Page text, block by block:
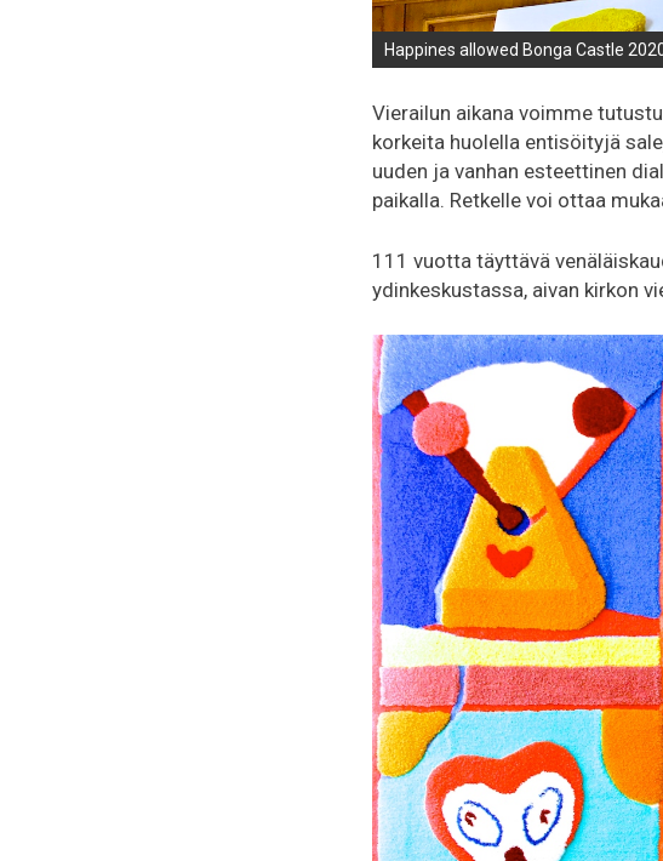
Happines allowed Bonga Castle
Vierailun aikana voimme
korkeita huolella entisöityjä
uuden ja vanhan esteettinen
paikalla. Retkelle voi ottaa
111 vuotta täyttävä
ydinkeskustassa, aivan kirkon